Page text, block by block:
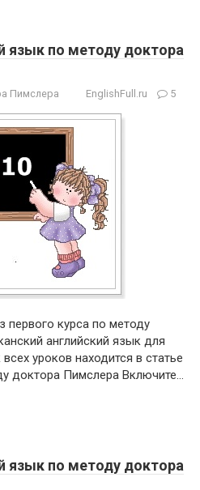
язык по методу доктора
Пимслера EnglishFull.ru 5
первого курса по методу
английский язык для
уроков находится в статье
доктора Пимслера Включите…
язык по методу доктора